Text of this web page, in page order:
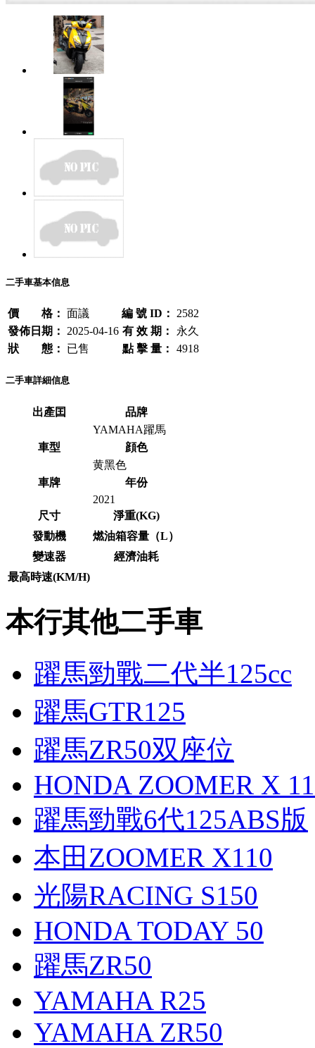
二手車基本信息
價 格： 面議 編 號 ID：
2582
發佈日期：
2025-04-16 有 效 期：
永久
狀 態：
已售 點 擊 量： 4918
二手車詳細信息
出產囯
品牌
YAMAHA躍馬
車型
顔色
黄黑色
車牌
年份
2021
尺寸
淨重(KG)
發動機
燃油箱容量（L）
變速器
經濟油耗
最高時速(KM/H)
本行其他二手車
躍馬勁戰二代半125cc
躍馬GTR125
躍馬ZR50双座位
HONDA ZOOMER X
躍馬勁戰6代125ABS版
本田ZOOMER X110
光陽RACING S150
HONDA TODAY 50
躍馬ZR50
YAMAHA R25
YAMAHA ZR50